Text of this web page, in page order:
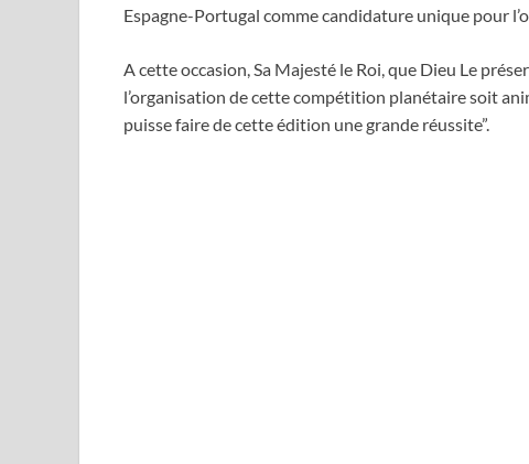
Espagne-Portugal comme candidature unique pour
A cette occasion, Sa Majesté le Roi, que Dieu Le
l’organisation de cette compétition planétaire soit
puisse faire de cette édition une grande réussite”.